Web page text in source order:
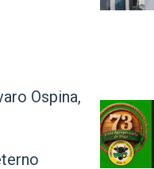
Ospina,